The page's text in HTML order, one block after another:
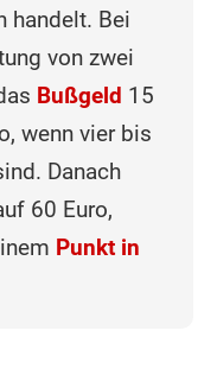
handelt. Bei
von zwei
Bußgeld 15
wenn vier bis
Danach
60 Euro,
Punkt in